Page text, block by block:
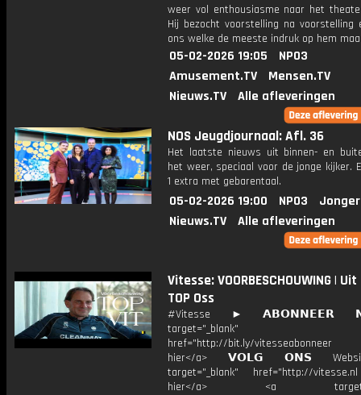
weer vol enthousiasme naar het
Hij bezocht voorstelling na voorstelling
ons welke de meeste indruk op hem
05-02-2026 19:05
NPO3
Amusement.TV
Mensen.TV
Nieuws.TV
Alle afleveringen
NOS Jeugdjournaal: Afl. 36
Het laatste nieuws uit binnen- en
het weer, speciaal voor de jonge kijker.
1 extra met gebarentaal.
05-02-2026 19:00 NPO3
Nieuws.TV
Alle afleveringen
Vitesse: VOORBESCHOUWING |
TOP Oss
#Vitesse ► 𝗔𝗕𝗢𝗡𝗡𝗘𝗘𝗥
target="_blank"
href="http://bit.ly/
hier</a> 𝗩𝗢𝗟𝗚 𝗢𝗡𝗦
target="_blank" href="http://
hier</a> <a